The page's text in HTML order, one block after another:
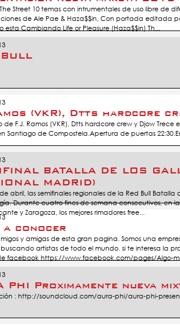
Street 10 temas con intrumentales de uso libre de
de Ale Pae & Haza$$in, Con portada editada
esta Cambiando Life or Pleasure (Haza$$in) Th...
(VKR), Dtts hardcore
de F.J. Ramos (VKR), Dtts hardcore crew y Djow Trece
Santiago de Compostela.Apertura de puertas
BATALLA DE LOS
MADRID)
de abril, las semifinales regionales de la Red Bull
Durante cuatro fines de semana consecutivos, en
y Zaragoza, los mejores rimadores free...
a conocer
y amigas de esta gran pagina. Somos una
buscando artistas de todo el mundo. si te interesa la
facebook https://www.facebook.com/pages/Algo-
PHI Proximamente nueva
: http://soundcloud.com/aura-phi/aura-phi-